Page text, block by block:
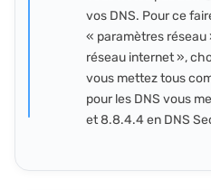
vos DNS. Pour ce
« paramètres réseau
réseau internet »,
vous mettez tous
pour les DNS vous
et 8.8.4.4 en DNS